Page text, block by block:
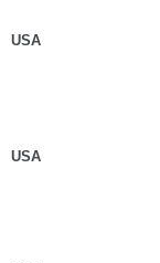
USA
USA